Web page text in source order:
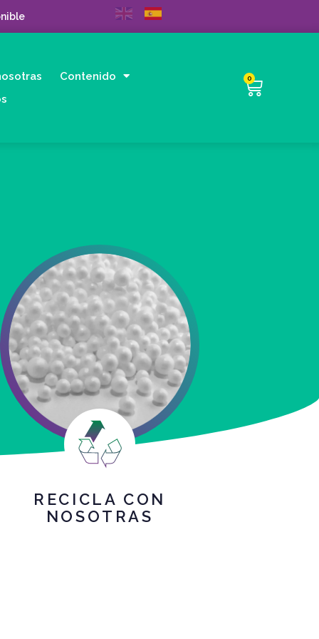
Contenido
0
RECICLA CON
NOSOTRAS